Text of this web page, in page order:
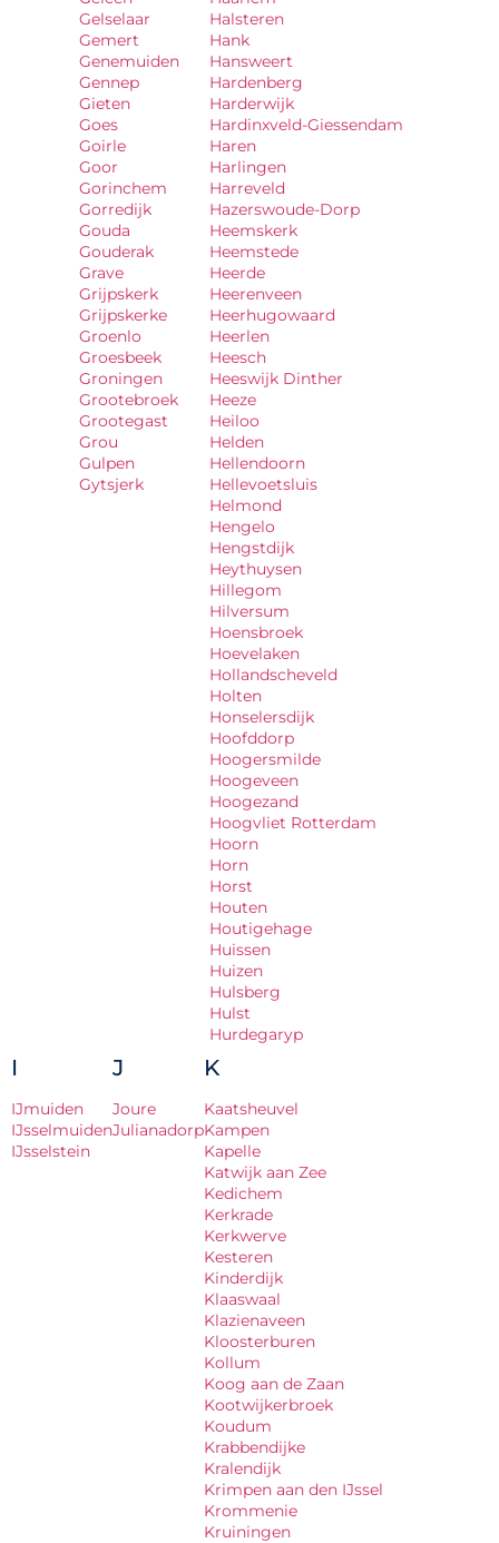
Gelselaar
Gemert
Genemuiden
Gennep
Gieten
Goes
Goirle
Goor
Gorinchem
Gorredijk
Gouda
Gouderak
Grave
Grijpskerk
Grijpskerke
Groenlo
Groesbeek
Groningen
Grootebroek
Grootegast
Grou
Gulpen
Gytsjerk
Halsteren
Hank
Hansweert
Hardenberg
Harderwijk
Hardinxveld-Giessendam
Haren
Harlingen
Harreveld
Hazerswoude-Dorp
Heemskerk
Heemstede
Heerde
Heerenveen
Heerhugowaard
Heerlen
Heesch
Heeswijk Dinther
Heeze
Heiloo
Helden
Hellendoorn
Hellevoetsluis
Helmond
Hengelo
Hengstdijk
Heythuysen
Hillegom
Hilversum
Hoensbroek
Hoevelaken
Hollandscheveld
Holten
Honselersdijk
Hoofddorp
Hoogersmilde
Hoogeveen
Hoogezand
Hoogvliet Rotterdam
Hoorn
Horn
Horst
Houten
Houtigehage
Huissen
Huizen
Hulsberg
Hulst
Hurdegaryp
I
IJmuiden
IJsselmuiden
IJsselstein
J
Joure
Julianadorp
K
Kaatsheuvel
Kampen
Kapelle
Katwijk aan Zee
Kedichem
Kerkrade
Kerkwerve
Kesteren
Kinderdijk
Klaaswaal
Klazienaveen
Kloosterburen
Kollum
Koog aan de Zaan
Kootwijkerbroek
Koudum
Krabbendijke
Kralendijk
Krimpen aan den IJssel
Krommenie
Kruiningen